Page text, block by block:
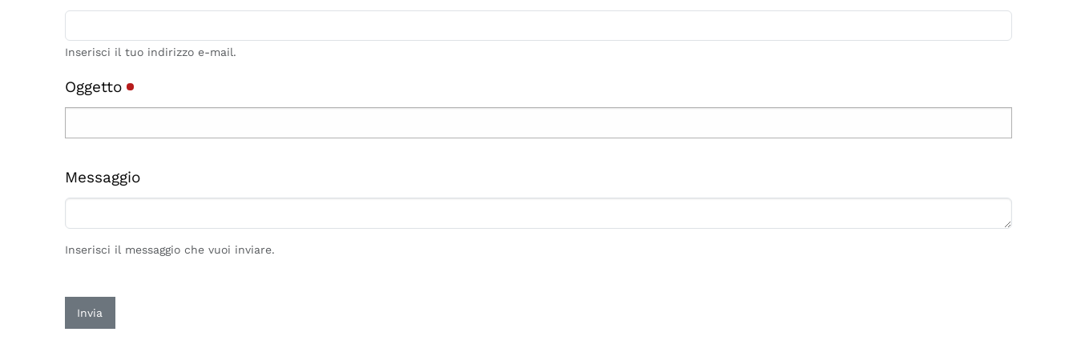
Inserisci il tuo indirizzo e-mail.
Oggetto
Messaggio
Inserisci il messaggio che vuoi inviare.
Invia